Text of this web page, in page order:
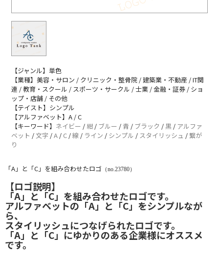
【ジャンル】単色
【業種】美容・サロン / クリニック・整骨院 / 建築業・不動産 / IT関
連 / 教育・スクール / スポーツ・サークル / 士業 / 金融・証券 / ショ
ップ・店舗 / その他
【テイスト】シンプル
【アルファベット】A / C
【キーワード】 ネイビー / 紺/ ブルー / 青 / ブラック /黒 / アルファ
ベット /文字 /A / C /線 / ライン / シンプル / スタイリッシュ /繋が
り
「A」と「C」を組み合わせたロゴ （no.23780）
【ロゴ説明】
「A」と「C」を組み合わせたロゴです。
アルファベットの「A」と「C」をシンプルなが
ら、
スタイリッシュにつなげられたロゴです。
「A」と「C」にゆかりのある企業様にオススメ
です。